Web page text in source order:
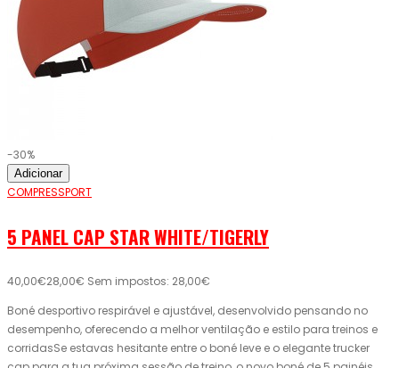
-30%
Adicionar
COMPRESSPORT
5 PANEL CAP STAR WHITE/TIGERLY
40,00€28,00€ Sem impostos: 28,00€
Boné desportivo respirável e ajustável, desenvolvido pensando no
desempenho, oferecendo a melhor ventilação e estilo para treinos e
corridasSe estavas hesitante entre o boné leve e o elegante trucker